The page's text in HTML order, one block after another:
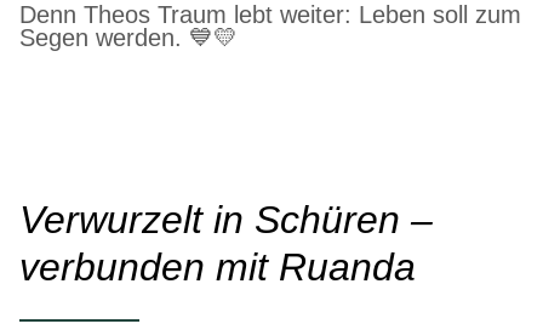
Denn Theos Traum lebt weiter: Leben soll zum
Segen werden. 💙💛
Verwurzelt in Schüren –
verbunden mit Ruanda